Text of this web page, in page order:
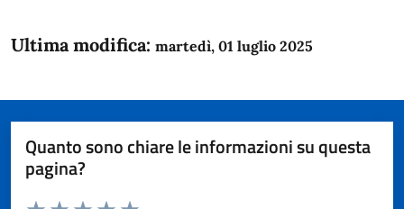
Ultima modifica: martedì, 01 luglio 2025
Quanto sono chiare le informazioni su questa
pagina?
Valuta da 1 a 5 stelle la pagina